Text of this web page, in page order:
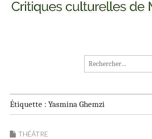
MADININ'ART
Rechercher :
Étiquette : Yasmina Ghemzi
THÉÂTRE